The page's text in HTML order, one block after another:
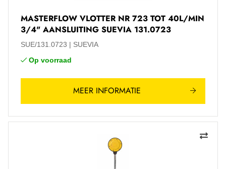
MASTERFLOW VLOTTER NR 723 TOT 40L/MIN
3/4" AANSLUITING SUEVIA 131.0723
SUE/131.0723
SUEVIA
Op voorraad
MEER INFORMATIE